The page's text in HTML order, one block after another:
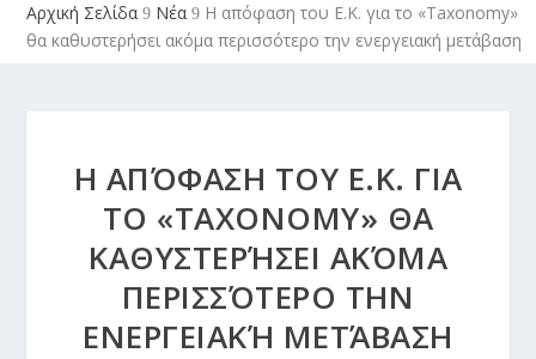
Αρχική Σελίδα 9 Νέα 9 Η απόφαση του Ε.Κ. για το «Taxonomy»
θα καθυστερήσει ακόμα περισσότερο την ενεργειακή μετάβαση
Η ΑΠΌΦΑΣΗ ΤΟΥ Ε.Κ. ΓΙΑ
ΤΟ «TAXONOMY» ΘΑ
ΚΑΘΥΣΤΕΡΉΣΕΙ ΑΚΌΜΑ
ΠΕΡΙΣΣΌΤΕΡΟ ΤΗΝ
ΕΝΕΡΓΕΙΑΚΉ ΜΕΤΆΒΑΣΗ